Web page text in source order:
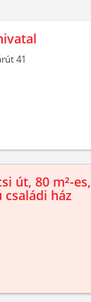
41
út, 80 m²-es,
ház